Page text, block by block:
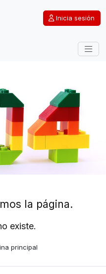
Inicia sesión
la página.
existe.
principal